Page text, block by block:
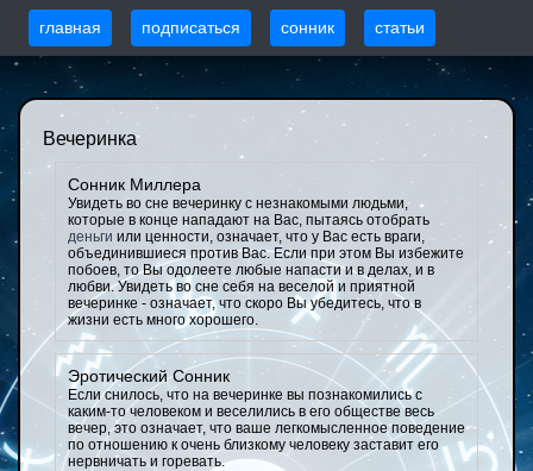
главная подписаться сонник статьи
Вечеринка
Сонник Миллера
Увидеть во сне вечеринку с незнакомыми людьми,
которые в конце нападают на Вас, пытаясь отобрать
деньги или ценности, означает, что у Вас есть враги,
объединившиеся против Вас. Если при этом Вы избежите
побоев, то Вы одолеете любые напасти и в делах, и в
любви. Увидеть во сне себя на веселой и приятной
вечеринке - означает, что скоро Вы убедитесь, что в
жизни есть много хорошего.
Эротический Сонник
Если снилось, что на вечеринке вы познакомились с
каким-то человеком и веселились в его обществе весь
вечер, это означает, что ваше легкомысленное поведение
по отношению к очень близкому человеку заставит его
нервничать и горевать.